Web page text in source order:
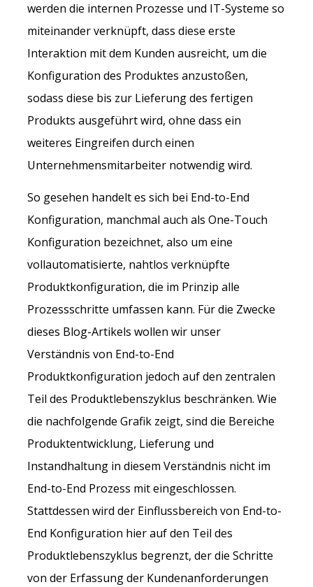
werden die internen Prozesse und IT-Systeme so
miteinander verknüpft, dass diese erste
Interaktion mit dem Kunden ausreicht, um die
Konfiguration des Produktes anzustoßen,
sodass diese bis zur Lieferung des fertigen
Produkts ausgeführt wird, ohne dass ein
weiteres Eingreifen durch einen
Unternehmensmitarbeiter notwendig wird.
So gesehen handelt es sich bei End-to-End
Konfiguration, manchmal auch als One-Touch
Konfiguration bezeichnet, also um eine
vollautomatisierte, nahtlos verknüpfte
Produktkonfiguration, die im Prinzip alle
Prozessschritte umfassen kann. Für die Zwecke
dieses Blog-Artikels wollen wir unser
Verständnis von End-to-End
Produktkonfiguration jedoch auf den zentralen
Teil des Produktlebenszyklus beschränken. Wie
die nachfolgende Grafik zeigt, sind die Bereiche
Produktentwicklung, Lieferung und
Instandhaltung in diesem Verständnis nicht im
End-to-End Prozess mit eingeschlossen.
Stattdessen wird der Einflussbereich von End-to-
End Konfiguration hier auf den Teil des
Produktlebenszyklus begrenzt, der die Schritte
von der Erfassung der Kundenanforderungen